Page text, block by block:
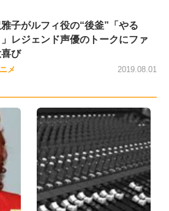
子がルフィ役の“後釜”「やる
」レジェンド声優のトークにファ
び
メ 2019.08.01